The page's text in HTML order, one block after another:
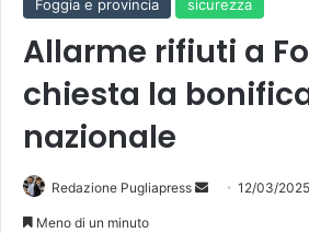
Foggia e provincia
sicurezza
Allarme rifiuti a
chiesta la
nazionale
Redazione Pugliapress
Invia 12/03/2025
Meno di un minuto